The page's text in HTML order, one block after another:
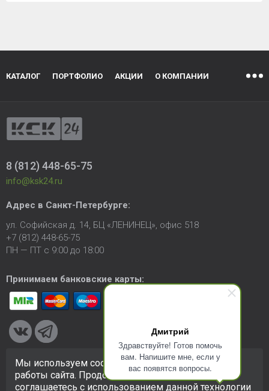
Дмитрий
Здравствуйте! Готов помочь
вам. Напишите мне, если у
вас появятся вопросы.
КАТАЛОГ ПОРТФОЛИО АКЦИИ О КОМПАНИИ
8 (812) 448-65-75
info@ksk24.ru
Адрес в Санкт-Петербурге:
ул. Софийская д. 14, БЦ «ЛЕНИНЕЦ», офис 518
+7 (812) 448-65-75
ПН — ПТ с 9:00 до 18:00
Принимаем банковские карты:
© 2005-2026 ООО «КСК». Сайт https://ksk24.ruсоздан
исключительно в информационных целях и любая информация
Мы используем cookie-файлы для улучшения
работы сайта. Продолжая использовать сайт, вы
соглашаетесь с использованием данной технологии